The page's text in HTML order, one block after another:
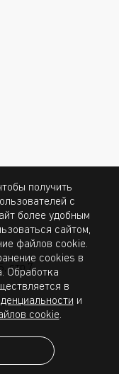
стр.7
получить
с
более удобным
сайтом,
файлов cookie.
cookies в
Обработка
в
и
cookie.